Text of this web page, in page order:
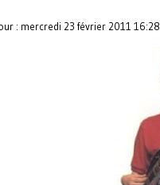
: mercredi 23 février 2011 16:28